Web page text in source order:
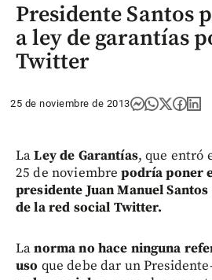
Presidente Santos
a ley de garantías
Twitter
25 de noviembre de 2013
LaLey de Garantías, que entró
25 de noviembrepodría poner
presidente Juan Manuel Santos
de la red social Twitter.
Lanorma no hace ninguna
uso que debe dar un